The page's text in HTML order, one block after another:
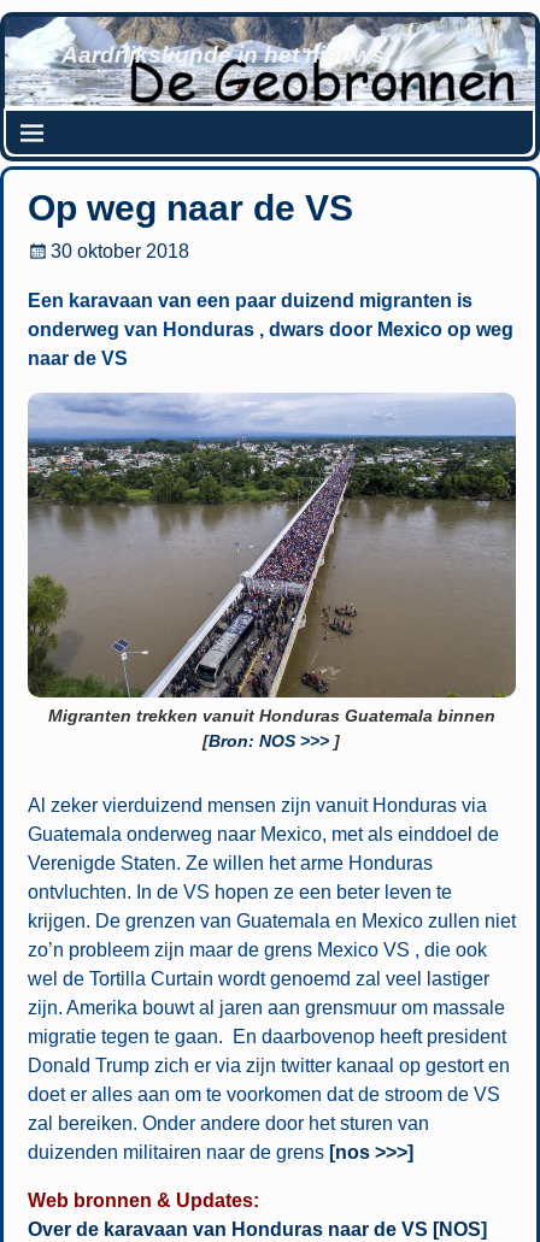
Aardrijkskunde in het nieuws
Op weg naar de VS
30 oktober 2018
Een karavaan van een paar duizend migranten is
onderweg van Honduras , dwars door Mexico op weg
naar de VS
Migranten trekken vanuit Honduras Guatemala binnen
[Bron: NOS >>> ]
Al zeker vierduizend mensen zijn vanuit Honduras via
Guatemala onderweg naar Mexico, met als einddoel de
Verenigde Staten. Ze willen het arme Honduras
ontvluchten. In de VS hopen ze een beter leven te
krijgen. De grenzen van Guatemala en Mexico zullen niet
zo’n probleem zijn maar de grens Mexico VS , die ook
wel de Tortilla Curtain wordt genoemd zal veel lastiger
zijn. Amerika bouwt al jaren aan grensmuur om massale
migratie tegen te gaan. En daarbovenop heeft president
Donald Trump zich er via zijn twitter kanaal op gestort en
doet er alles aan om te voorkomen dat de stroom de VS
zal bereiken. Onder andere door het sturen van
duizenden militairen naar de grens [nos >>>]
Web bronnen & Updates:
Over de karavaan van Honduras naar de VS [NOS]